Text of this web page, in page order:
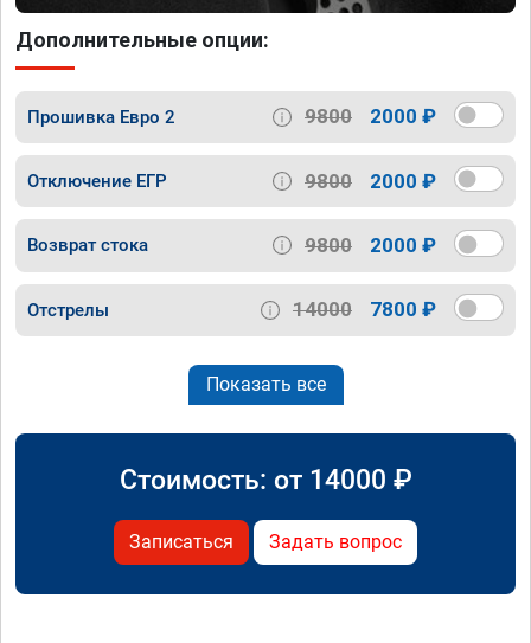
Дополнительные опции:
Прошивка Евро 2 9800 2000 ₽
Отключение ЕГР 9800 2000 ₽
Возврат стока 9800 2000 ₽
Отстрелы 14000 7800 ₽
Показать все
Стоимость: от 14000 ₽
Записаться Задать вопрос